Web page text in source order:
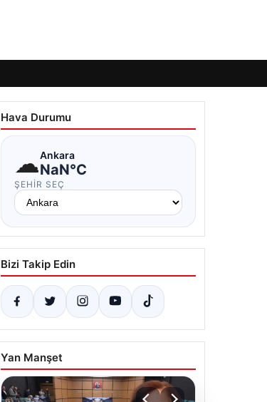
Hava Durumu
☁Ankara
NaN°C
ŞEHIR SEÇ
Bizi Takip Edin
Yan Manşet